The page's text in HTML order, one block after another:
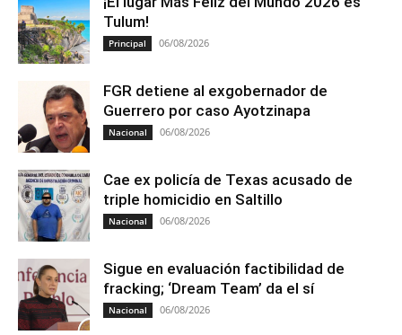
Tulum!
Principal 06/08/2026
FGR detiene al exgobernador de
Guerrero por caso Ayotzinapa
Nacional 06/08/2026
Cae ex policía de Texas acusado de
triple homicidio en Saltillo
Nacional 06/08/2026
Sigue en evaluación factibilidad de
fracking; ‘Dream Team’ da el sí
Nacional 06/08/2026